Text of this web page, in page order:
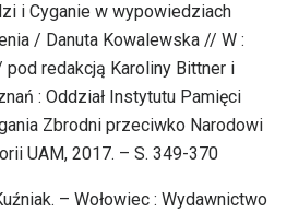
i Cyganie w wypowiedziach
/ Danuta Kowalewska // W :
redakcją Karoliny Bittner i
: Oddział Instytutu Pamięci
Zbrodni przeciwko Narodowi
UAM, 2017. – S. 349-370
– Wołowiec : Wydawnictwo